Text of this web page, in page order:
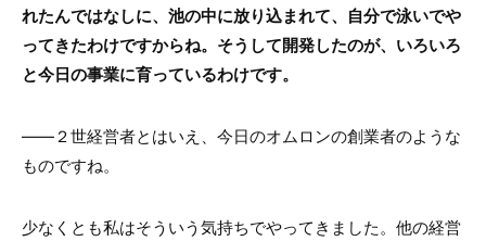
れたんではなしに、池の中に放り込まれて、自分で泳いでや
ってきたわけですからね。そうして開発したのが、いろいろ
と今日の事業に育っているわけです。
――２世経営者とはいえ、今日のオムロンの創業者のような
ものですね。
少なくとも私はそういう気持ちでやってきました。他の経営